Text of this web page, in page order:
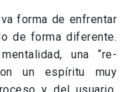
forma de enfrentar
de forma diferente.
una “re-
un espíritu muy